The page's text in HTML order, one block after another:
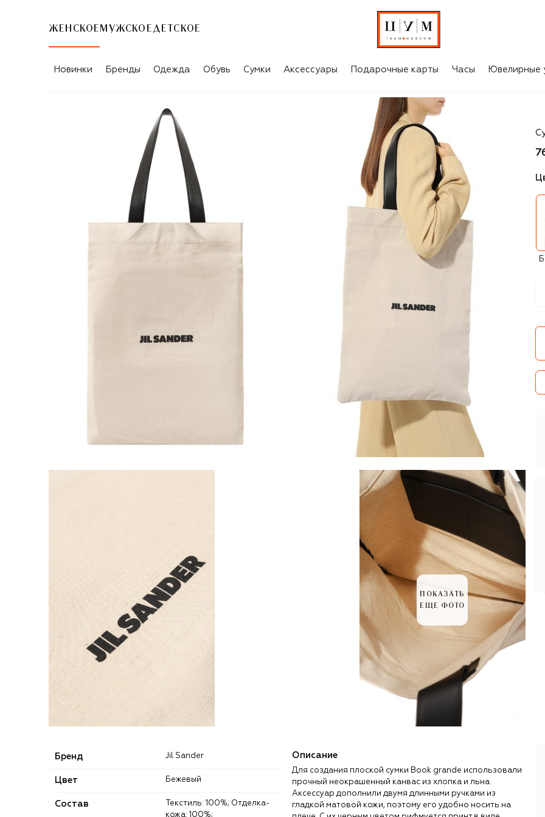
ЖЕНСКОЕ МУЖСКОЕ ДЕТСКОЕ
Новинки Бренды Одежда Обувь Сумки Аксессуары Подарочные карты Часы Ювелирные
ПОКАЗАТЬ
ЕЩЕ ФОТО
Бренд Jil Sander
Цвет Бежевый
Состав
кожа: 100%;
Описание
Для создания плоской сумки Book grande использовали
прочный неокрашенный канвас из хлопка и льна.
Аксессуар дополнили двумя длинными ручками из
гладкой матовой кожи, поэтому его удобно носить на